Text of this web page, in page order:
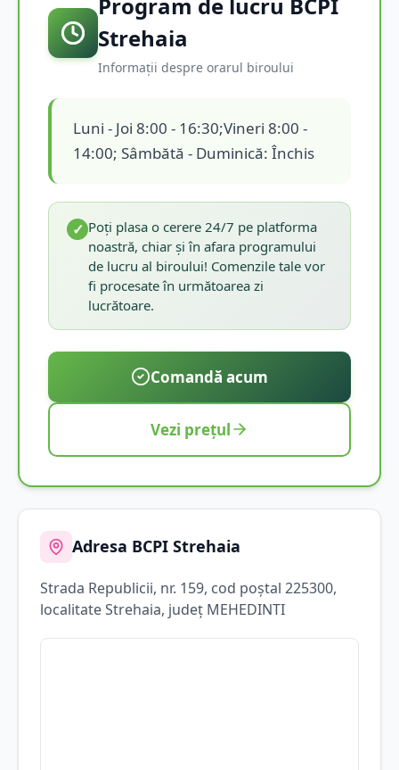
Strehaia
Informații despre orarul biroului
Luni - Joi 8:00 - 16:30;Vineri 8:00 -
14:00; Sâmbătă - Duminică: Închis
✓ Poți plasa o cerere 24/7 pe platforma
noastră, chiar și în afara programului
de lucru al biroului! Comenzile tale vor
fi procesate în următoarea zi
lucrătoare.
Comandă acum
Vezi prețul
Adresa BCPI Strehaia
Strada Republicii, nr. 159, cod poștal 225300,
localitateStrehaia, județ MEHEDINTI